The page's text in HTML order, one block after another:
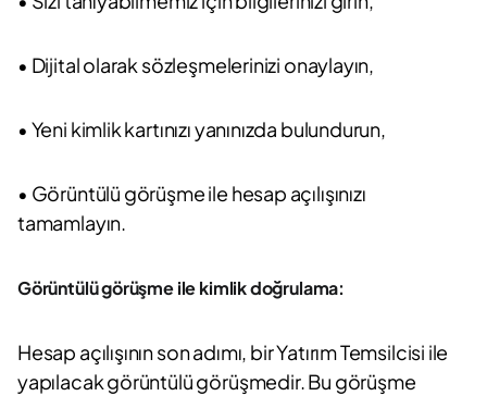
• Dijital olarak sözleşmelerinizi onaylayın,
• Yeni kimlik kartınızı yanınızda bulundurun,
• Görüntülü görüşme ile hesap açılışınızı
tamamlayın.
Görüntülü görüşme ile kimlik doğrulama:
Hesap açılışının son adımı, bir Yatırım Temsilcisi ile
yapılacak görüntülü görüşmedir. Bu görüşme